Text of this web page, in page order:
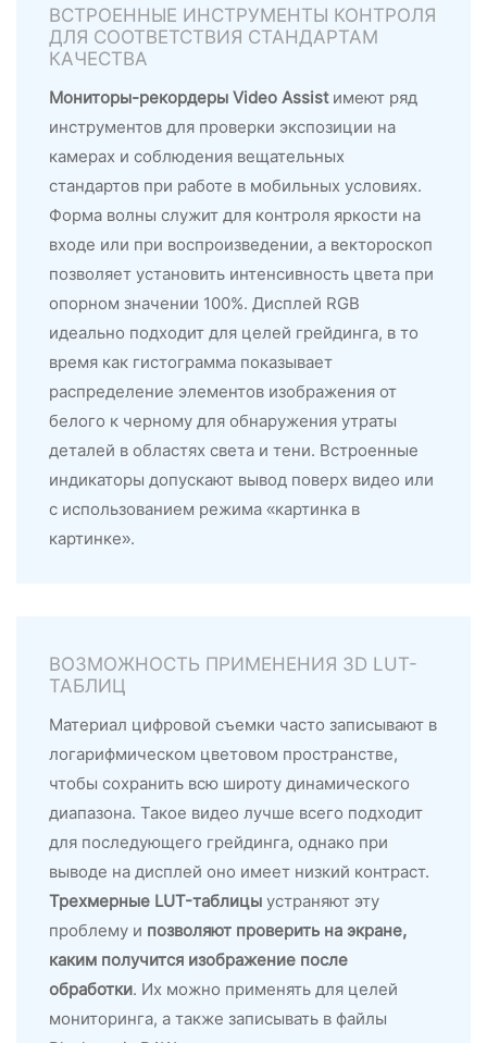
ВСТРОЕННЫЕ ИНСТРУМЕНТЫ КОНТРОЛЯ
ДЛЯ СООТВЕТСТВИЯ СТАНДАРТАМ
КАЧЕСТВА
Мониторы-рекордеры Video Assistимеют ряд
инструментов для проверки экспозиции на
камерах и соблюдения вещательных
стандартов при работе в мобильных условиях.
Форма волны служит для контроля яркости на
входе или при воспроизведении, а вектороскоп
позволяет установить интенсивность цвета при
опорном значении 100%. Дисплей RGB
идеально подходит для целей грейдинга, в то
время как гистограмма показывает
распределение элементов изображения от
белого к черному для обнаружения утраты
деталей в областях света и тени. Встроенные
индикаторы допускают вывод поверх видео или
с использованием режима «картинка в
картинке».
ВОЗМОЖНОСТЬ ПРИМЕНЕНИЯ 3D LUT-
ТАБЛИЦ
Материал цифровой съемки часто записывают в
логарифмическом цветовом пространстве,
чтобы сохранить всю широту динамического
диапазона. Такое видео лучше всего подходит
для последующего грейдинга, однако при
выводе на дисплей оно имеет низкий контраст.
Трехмерные LUT-таблицы устраняют эту
проблему и позволяют проверить на экране,
каким получится изображение после
обработки. Их можно применять для целей
мониторинга, а также записывать в файлы